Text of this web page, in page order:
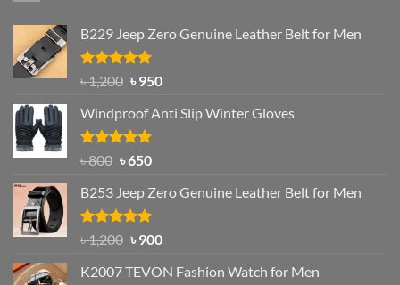
B229 Jeep Zero Genuine Leather Belt for Men
Rated4.92
out of 5
৳1,200 Original
was:
৳ 1,200.
৳950Current
is:
Windproof Anti Slip Winter Gloves
Rated4.97
৳800 Original
was:
৳ 800.
৳650Current
is:
৳ 650.
B253 Jeep Zero Genuine Leather Belt for Men
Rated5.00
out of 5
৳1,200 Original
was:
৳900Current
is:
K2007 TEVON Fashion Watch for Men